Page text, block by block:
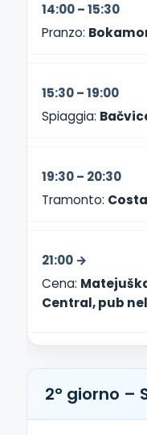
14:00 – 15:30
Pranzo:
15:30 – 19:00
Spiaggia:
19:30 – 20:30
Tramonto:
21:00 →
Cena:
Central, pub
2° giorno –